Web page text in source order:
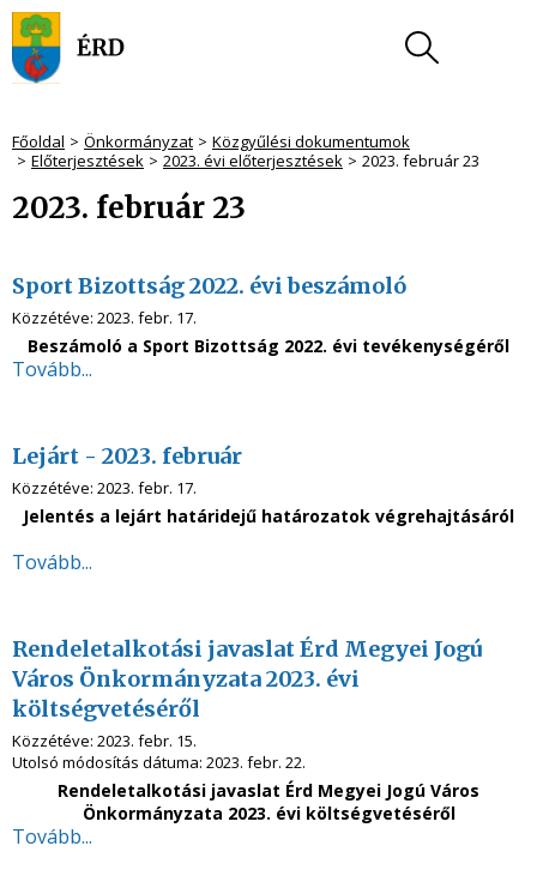
Főoldal Önkormányzat
Közgyűlési dokumentumok
Előterjesztések
2023. évi előterjesztések 2023. február 23
2023. február 23
Sport Bizottság 2022. évi beszámoló
Közzétéve: 2023. febr. 17.
Beszámoló a Sport Bizottság 2022. évi tevékenységéről
Tovább...
Lejárt - 2023. február
Közzétéve: 2023. febr. 17.
Jelentés a lejárt határidejű határozatok végrehajtásáról
Tovább...
Rendeletalkotási javaslat Érd Megyei Jogú
Város Önkormányzata 2023. évi
költségvetéséről
Közzétéve: 2023. febr. 15.
Utolsó módosítás dátuma: 2023. febr. 22.
Rendeletalkotási javaslat Érd Megyei Jogú Város
Önkormányzata 2023. évi költségvetéséről
Tovább...